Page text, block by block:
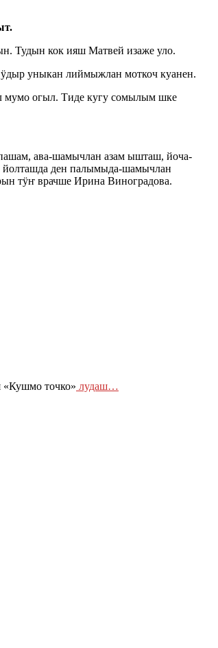
Тудын кок ияш Матвей изаже уло.
уныкан лиймыжлан моткоч куанен.
мумо огыл. Тиде кугу сомылым шке
ава-шамычлан азам ышташ, йоча-
йолташда ден палымыда-шамычлан
тӱҥ врачше Ирина Виноградова.
точко» лудаш…